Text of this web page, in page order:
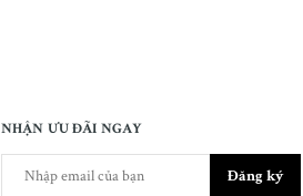
NHẬN ƯU ĐÃI NGAY
Đăng ký